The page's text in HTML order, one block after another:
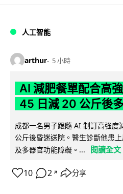
人工智能
arthur 5 小時
AI 減肥餐單配合高
45 日減 20 公斤後
成都一名男子跟隨 AI 制訂高強度
公斤後昏迷送院。醫生診斷他患
及多器官功能障礙。...
閱讀全文
10 2 ↗ 分享